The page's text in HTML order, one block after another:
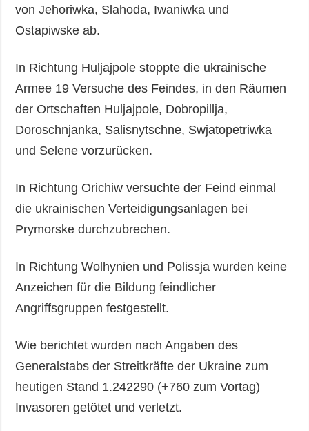
von Jehoriwka, Slahoda, Iwaniwka und
Ostapiwske ab.
In Richtung Huljajpole stoppte die ukrainische
Armee 19 Versuche des Feindes, in den Räumen
der Ortschaften Huljajpole, Dobropillja,
Doroschnjanka, Salisnytschne, Swjatopetriwka
und Selene vorzurücken.
In Richtung Orichiw versuchte der Feind einmal
die ukrainischen Verteidigungsanlagen bei
Prymorske durchzubrechen.
In Richtung Wolhynien und Polissja wurden keine
Anzeichen für die Bildung feindlicher
Angriffsgruppen festgestellt.
Wie berichtet wurden nach Angaben des
Generalstabs der Streitkräfte der Ukraine zum
heutigen Stand 1.242290 (+760 zum Vortag)
Invasoren getötet und verletzt.